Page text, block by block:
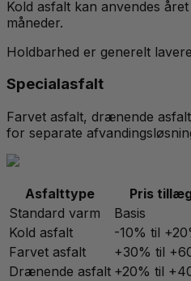
Kold asfalt kan anvendes
måneder.
Holdbarhed er generelt
Specialasfalt
Farvet asfalt, drænende
for separate
Asfalttype Pris
Standard varm
Basis
Kold asfalt
-10% til
Farvet asfalt
+30% til
Drænende asfalt +20% til